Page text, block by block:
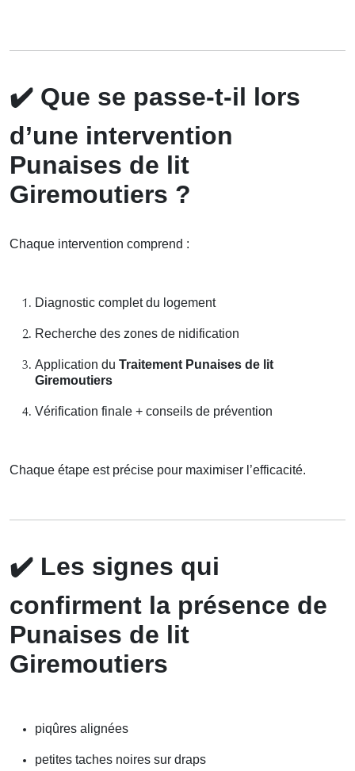
✔️ Que se passe-t-il lors
d’une intervention
Punaises de lit
Giremoutiers ?
Chaque intervention comprend :
Diagnostic complet du logement
Recherche des zones de nidification
Application du Traitement Punaises de lit
Giremoutiers
Vérification finale + conseils de prévention
Chaque étape est précise pour maximiser l’efficacité.
✔️ Les signes qui
confirment la présence de
Punaises de lit
Giremoutiers
piqûres alignées
petites taches noires sur draps